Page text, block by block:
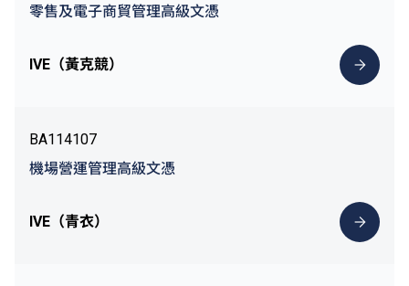
零售及電子商貿管理高級文憑
IVE（黃克競）
BA114107
機場營運管理高級文憑
IVE（青衣）